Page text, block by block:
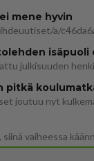
mene hyvin
pitkä